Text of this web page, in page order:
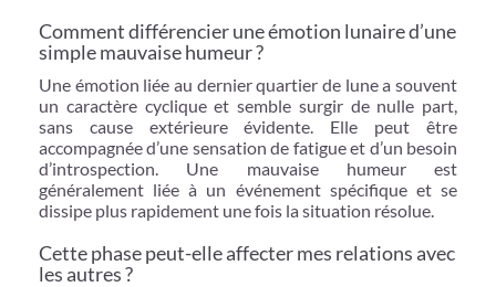
Comment différencier une émotion lunaire d’une
simple mauvaise humeur ?
Une émotion liée au dernier quartier de lune a souvent
un caractère cyclique et semble surgir de nulle part,
sans cause extérieure évidente. Elle peut être
accompagnée d’une sensation de fatigue et d’un besoin
d’introspection. Une mauvaise humeur est
généralement liée à un événement spécifique et se
dissipe plus rapidement une fois la situation résolue.
Cette phase peut-elle affecter mes relations avec
les autres ?